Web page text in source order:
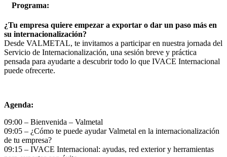
Programa:
¿Tu empresa quiere empezar a exportar o dar un paso más en
su internacionalización?
Desde VALMETAL, te invitamos a participar en nuestra jornada del
Servicio de Internacionalización, una sesión breve y práctica
pensada para ayudarte a descubrir todo lo que IVACE Internacional
puede ofrecerte.
Agenda:
09:00 – Bienvenida – Valmetal
09:05 – ¿Cómo te puede ayudar Valmetal en la internacionalización
de tu empresa?
09:15 – IVACE Internacional: ayudas, red exterior y herramientas